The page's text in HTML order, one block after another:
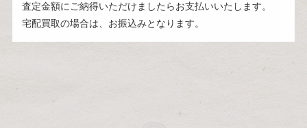
査定金額にご納得いただけましたらお支払いいたします。
宅配買取の場合は、お振込みとなります。